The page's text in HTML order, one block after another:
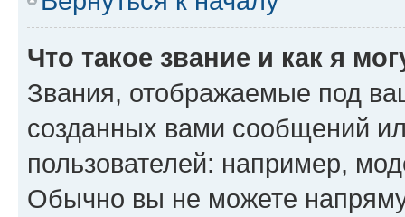
Что такое звание и как я
Звания, отображаемые под
созданных вами сообщений
пользователей: например,
Обычно вы не можете